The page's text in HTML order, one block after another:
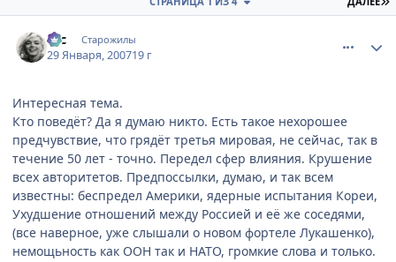
asc Старожилы
29 Января, 200719 г
Интересная тема.
Кто поведёт? Да я думаю никто. Есть такое нехорошее
предчувствие, что грядёт третья мировая, не сейчас, так в
течение 50 лет - точно. Передел сфер влияния. Крушение
всех авторитетов. Предпоссылки, думаю, и так всем
известны: беспредел Америки, ядерные испытания Кореи,
Ухудшение отношений между Россией и её же соседями,
(все наверное, уже слышали о новом фортеле Лукашенко),
немощьность как ООН так и НАТО, громкие слова и только.